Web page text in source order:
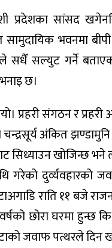
प्रदेशका सांसद
भवनमा
सधैँ सल्युट गर्ने
छ।
प्रहरी संगठन र
चन्द्रसूर्य अंकित
सिध्याउन खोजिन्छ
गरेको दुर्व्यवहारको
राति ११ बजे
छोरा घरमा हुन्छ
जवाफ पत्थरले दिन